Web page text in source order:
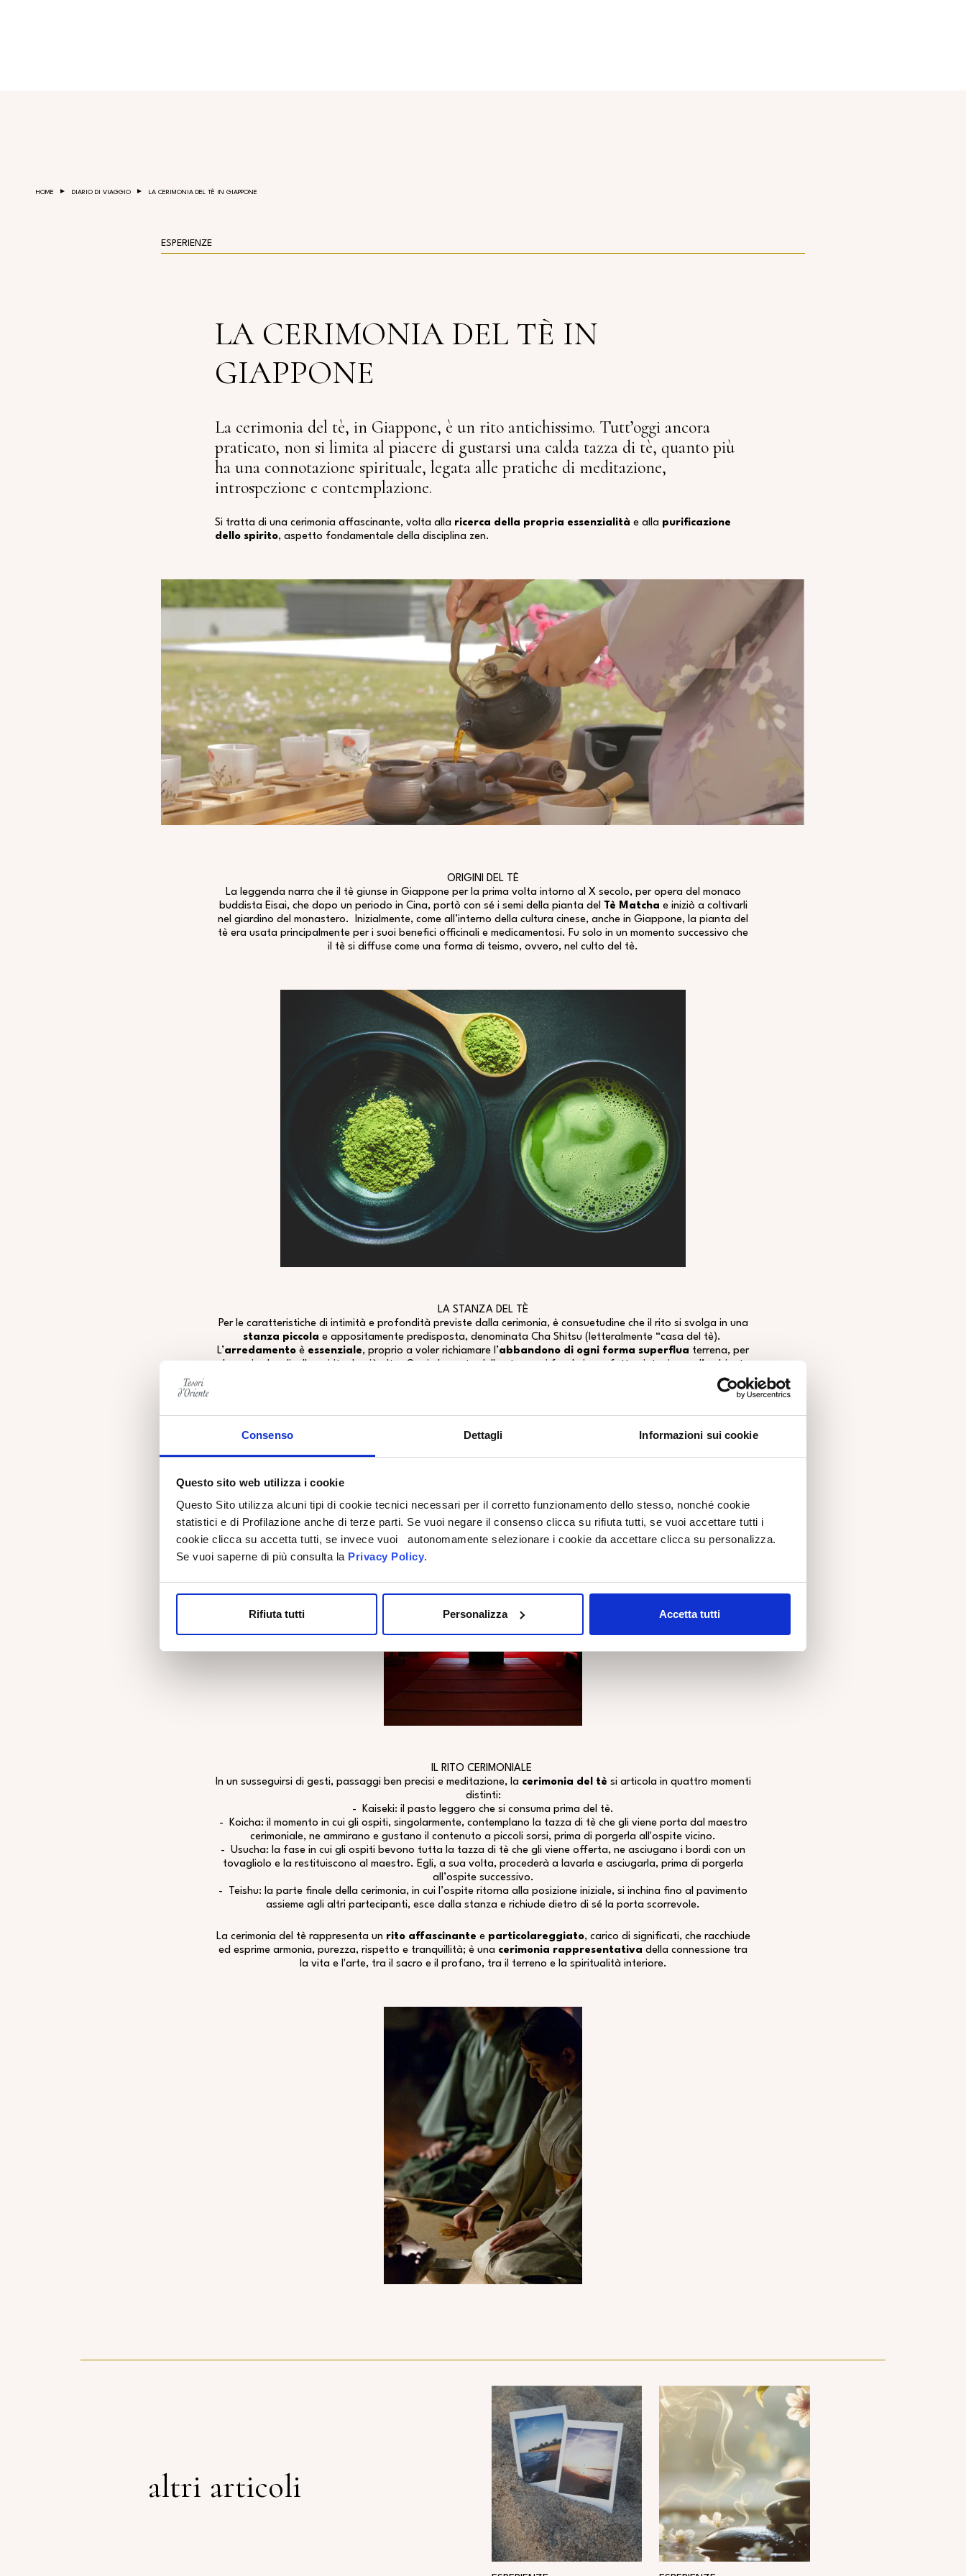
Consenso Dettagli Informazioni sui cookie
Questo sito web utilizza i cookie
Questo Sito utilizza alcuni tipi di cookie tecnici necessari per il corretto funzionamento dello stesso, nonché cookie
statistici e di Profilazione anche di terze parti. Se vuoi negare il consenso clicca su rifiuta tutti, se vuoi accettare tutti i
cookie clicca su accetta tutti, se invece vuoi autonomamente selezionare i cookie da accettare clicca su personalizza.
Se vuoi saperne di più consulta la Privacy Policy.
Rifiuta tutti Personalizza Accetta tutti
HOME DIARIO DI VIAGGIO LA CERIMONIA DEL TÈ IN GIAPPONE
ESPERIENZE
LA CERIMONIA DEL TÈ IN
GIAPPONE
La cerimonia del tè, in Giappone, è un rito antichissimo. Tutt’oggi ancora
praticato, non si limita al piacere di gustarsi una calda tazza di tè, quanto più
ha una connotazione spirituale, legata alle pratiche di meditazione,
introspezione e contemplazione.
Si tratta di una cerimonia affascinante, volta alla ricerca della propria essenzialità e alla purificazione
dello spirito, aspetto fondamentale della disciplina zen.
ORIGINI DEL TÈ
La leggenda narra che il tè giunse in Giappone per la prima volta intorno al X secolo, per opera del monaco
buddista Eisai, che dopo un periodo in Cina, portò con sé i semi della pianta del Tè Matcha e iniziò a coltivarli
nel giardino del monastero. Inizialmente, come all’interno della cultura cinese, anche in Giappone, la pianta del
tè era usata principalmente per i suoi benefici officinali e medicamentosi. Fu solo in un momento successivo che
il tè si diffuse come una forma di teismo, ovvero, nel culto del tè.
LA STANZA DEL TÈ
Per le caratteristiche di intimità e profondità previste dalla cerimonia, è consuetudine che il rito si svolga in una
stanza piccola e appositamente predisposta, denominata Cha Shitsu (letteralmente “casa del tè).
L’arredamento è essenziale, proprio a voler richiamare l’abbandono di ogni forma superflua terrena, per
La luce è soffusa, regna il silenzio e l’atmosfera che viene a crearsi si ammanta di un fascino particolare e
IL RITO CERIMONIALE
In un susseguirsi di gesti, passaggi ben precisi e meditazione, la cerimonia del tè si articola in quattro momenti
distinti:
- Kaiseki: il pasto leggero che si consuma prima del tè.
- Koicha: il momento in cui gli ospiti, singolarmente, contemplano la tazza di tè che gli viene porta dal maestro
cerimoniale, ne ammirano e gustano il contenuto a piccoli sorsi, prima di porgerla all'ospite vicino.
- Usucha: la fase in cui gli ospiti bevono tutta la tazza di tè che gli viene offerta, ne asciugano i bordi con un
tovagliolo e la restituiscono al maestro. Egli, a sua volta, procederà a lavarla e asciugarla, prima di porgerla
all’ospite successivo.
-
Teishu: la parte finale della cerimonia, in cui l’ospite ritorna alla posizione iniziale, si inchina fino al pavimento
assieme agli altri partecipanti, esce dalla stanza e richiude dietro di sé la porta scorrevole.
La cerimonia del tè rappresenta un rito affascinante eparticolareggiato, carico di significati, che racchiude
ed esprime armonia, purezza, rispetto e tranquillità; è una cerimonia rappresentativa della connessione tra
la vita e l'arte, tra il sacro e il profano, tra il terreno e la spiritualità interiore.
altri articoli